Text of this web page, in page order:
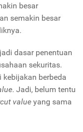
besar
semakin besar
dasar penentuan
sekuritas.
berbeda
. Jadi, belum tentu
value yang sama